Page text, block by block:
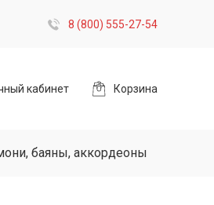
8 (800) 555-27-54
кабинет Корзина
баяны, аккордеоны